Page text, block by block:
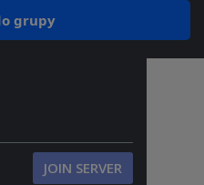
grupy
JOIN SERVER